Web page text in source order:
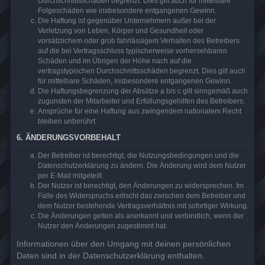
Folgeschäden wie insbesondere entgangenen Gewinn.
Die Haftung ist gegenüber Unternehmern außer bei der
Verletzung von Leben, Körper und Gesundheit oder
vorsätzlichem oder grob fahrlässigem Verhalten des Betreibers
auf die bei Vertragsschluss typischerweise vorhersehbaren
Schäden und im Übrigen der Höhe nach auf die
vertragstypischen Durchschnittsschäden begrenzt. Dies gilt auch
für mittelbare Schäden, insbesondere entgangenen Gewinn.
Die Haftungsbegrenzung der Absätze a bis c gilt sinngemäß auch
zugunsten der Mitarbeiter und Erfüllungsgehilfen des Betreibers.
Ansprüche für eine Haftung aus zwingendem nationalem Recht
bleiben unberührt.
6. ÄNDERUNGSVORBEHALT
Der Betreiber ist berechtigt, die Nutzungsbedingungen und die
Datenschutzerklärung zu ändern. Die Änderung wird dem Nutzer
per E-Mail mitgeteilt.
Der Nutzer ist berechtigt, den Änderungen zu widersprechen. Im
Falle des Widerspruchs erlischt das zwischen dem Betreiber und
dem Nutzer bestehende Vertragsverhältnis mit sofortiger Wirkung.
Die Änderungen gelten als anerkannt und verbindlich, wenn der
Nutzer den Änderungen zugestimmt hat.
Informationen über den Umgang mit deinen persönlichen
Daten sind in der Datenschutzerklärung enthalten.